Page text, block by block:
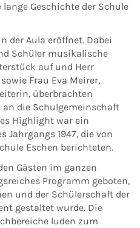
Geschichte der Schule
der Aula eröffnet. Dabei
Schüler musikalische
auf und Herr
Frau Eva Meirer,
überbrachten
an die Schulgemeinschaft
Highlight war ein
Jahrgangs 1947, die von
Eschen berichteten.
Gästen im ganzen
Programm geboten,
und der Schülerschaft der
gestaltet wurde. Die
luden zum